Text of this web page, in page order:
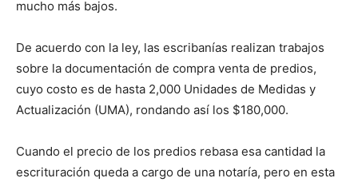
mucho más bajos.
De acuerdo con la ley, las escribanías realizan trabajos
sobre la documentación de compra venta de predios,
cuyo costo es de hasta 2,000 Unidades de Medidas y
Actualización (UMA), rondando así los $180,000.
Cuando el precio de los predios rebasa esa cantidad la
escrituración queda a cargo de una notaría, pero en esta